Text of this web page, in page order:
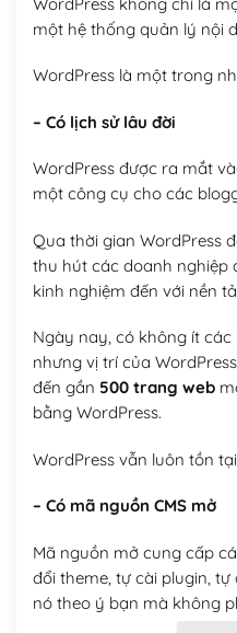
một hệ thống quản lý nội
WordPress là một trong
– Có lịch sử lâu đời
WordPress được ra mắt
một công cụ cho các
Qua thời gian WordPress
thu hút các doanh nghiệp
kinh nghiệm đến với nền
Ngày nay, có không ít các
nhưng vị trí của
đến gần 500 trang web
bằng WordPress.
WordPress vẫn luôn tồn
– Có mã nguồn CMS mở
Mã nguồn mở cung cấp
đổi theme, tự cài plugin,
nó theo ý bạn mà không